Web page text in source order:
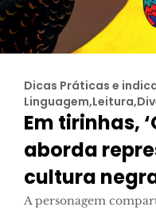
Dicas Práticas e
Em tirinhas,
aborda
cultura
A personagem